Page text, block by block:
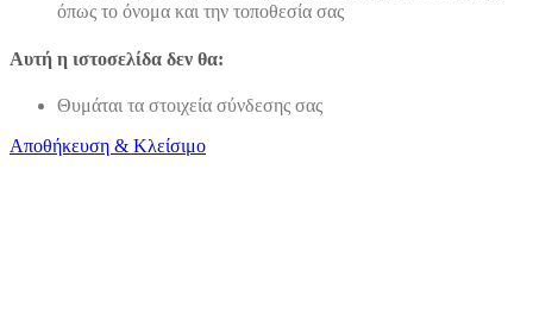
όπως το όνομα και την τοποθεσία σας
Αυτή η ιστοσελίδα δεν θα:
Θυμάται τα στοιχεία σύνδεσης σας
Αποθήκευση & Κλείσιμο